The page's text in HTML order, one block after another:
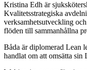
Kristina Edh är
Kvalitetsstrategiska
verksamhetsutveckling
flöden till sammanhållna
Båda är diplomerad Lean
handlat om att omsätta